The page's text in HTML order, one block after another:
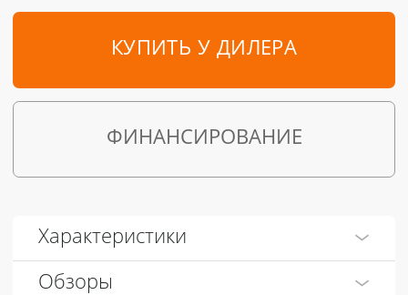
КУПИТЬ У ДИЛЕРА
ФИНАНСИРОВАНИЕ
Характеристики
Обзоры